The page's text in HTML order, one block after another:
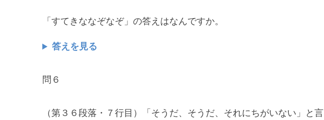
「すてきななぞなぞ」の答えはなんですか。
答えを見る
問６
（第３６段落・７行目）「そうだ、そうだ、それにちがいない」と